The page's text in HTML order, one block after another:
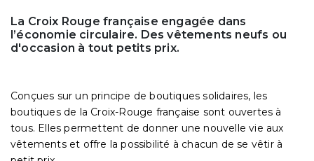
La Croix Rouge française engagée dans
l’économie circulaire. Des vêtements neufs ou
d'occasion à tout petits prix.
Conçues sur un principe de boutiques solidaires, les
boutiques de la Croix-Rouge française sont ouvertes à
tous. Elles permettent de donner une nouvelle vie aux
vêtements et offre la possibilité à chacun de se vêtir à